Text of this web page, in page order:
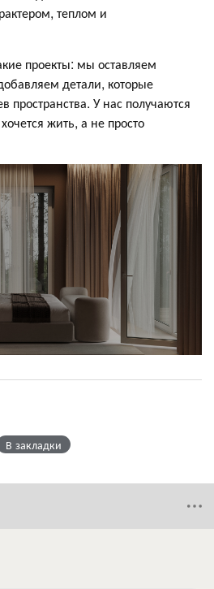
теплом и
проекты: мы оставляем
детали, которые
пространства. У нас получаются
жить, а не просто
В закладки